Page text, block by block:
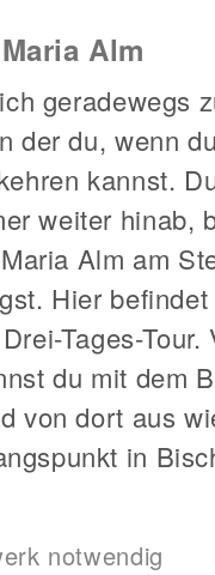
Alm
geradewegs
der du, wenn du
kannst.
weiter hinab,
Alm am
Hier
Tages-Tour.
du mit dem
von dort aus
in
notwendig